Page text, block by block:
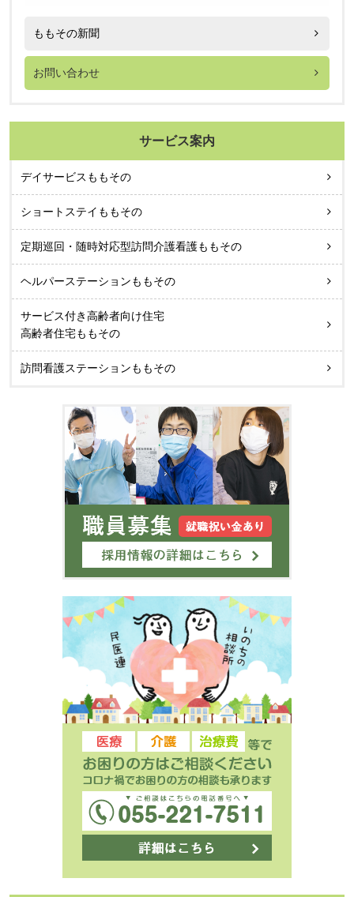
ももその新聞
お問い合わせ
サービス案内
デイサービスももその
ショートステイももその
定期巡回・随時対応型訪問介護看護ももその
ヘルパーステーションももその
サービス付き高齢者向け住宅
高齢者住宅ももその
訪問看護ステーションももその